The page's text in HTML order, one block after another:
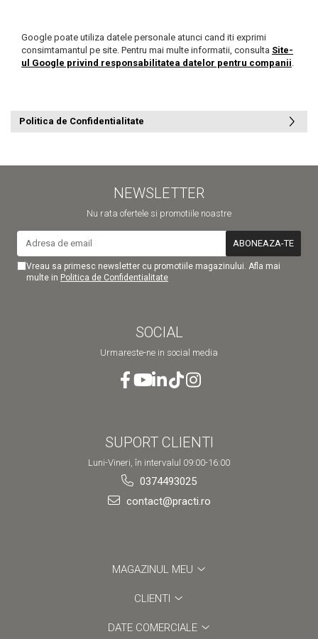
Google poate utiliza datele personale atunci cand iti exprimi
consimtamantul pe site. Pentru mai multe informatii, consulta Site-
ul Google privind responsabilitatea datelor pentru companii.
Politica de Confidentialitate
NEWSLETTER
Nu rata ofertele si promotiile noastre
Vreau sa primesc newsletter cu promotiile magazinului. Afla mai
multe in Politica de Confidentialitate
SOCIAL
Urmareste-ne in social media
SUPORT CLIENTI
Luni-Vineri, în intervalul 09:00-16:00
0374493025
contact@practi.ro
MAGAZINUL MEU
CLIENTI
DATE COMERCIALE